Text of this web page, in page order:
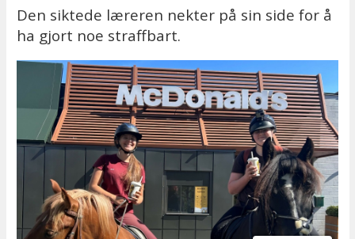
Den siktede læreren nekter på sin side for å
ha gjort noe straffbart.